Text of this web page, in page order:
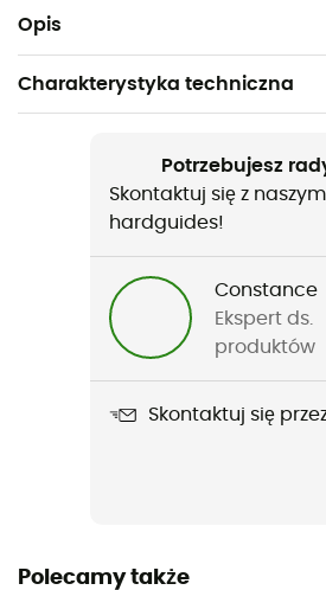
OpisWaga: 249 g
Charakterystyka techniczna
Turystyka piesza / Wspinaczka /
Men's Nano-Air Ultralight Full-Zip
Nieprzemakalność
Potrzebujesz
Skontaktuj się z
hardguides!
Constance
Ekspert ds.
produktów
Skontaktuj się
Polecamy także